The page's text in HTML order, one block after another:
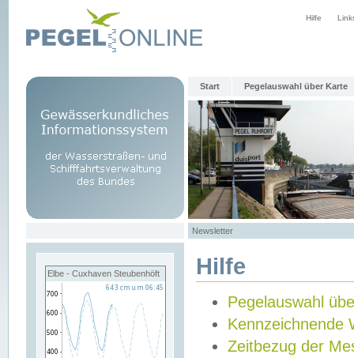
Hilfe
Start Pegelauswahl über Karte
Newsletter
Elbe - Cuxhaven Steubenhöft Hilfe
Pegelauswahl
Kennzeichnende
Zeitbezug der